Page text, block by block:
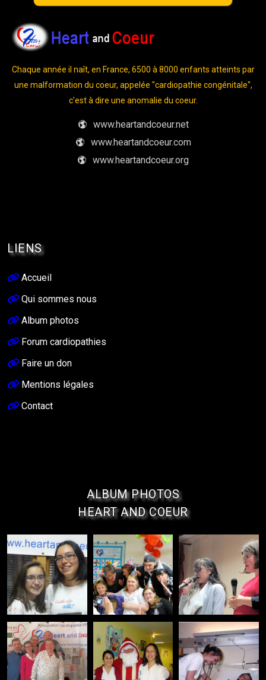
Chaque année il naît, en France, 6500 à 8000 enfants atteints par
une malformation du coeur, appelée "cardiopathie congénitale",
c'est à dire une anomalie du coeur.
www.heartandcoeur.net
www.heartandcoeur.com
www.heartandcoeur.org
LIENS
Accueil
Qui sommes nous
Album photos
Forum cardiopathies
Faire un don
Mentions légales
Contact
ALBUM PHOTOS
HEART AND COEUR